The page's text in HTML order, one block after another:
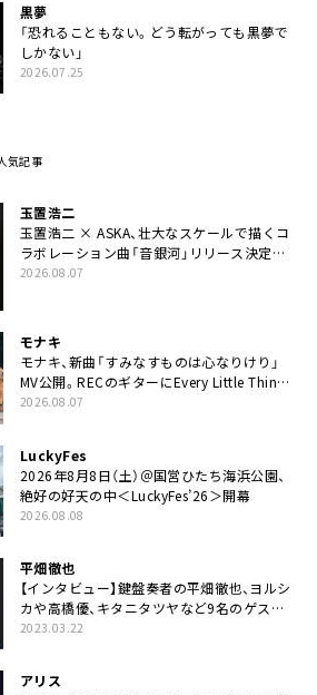
黒夢
「恐れることもない。どう転がっても黒夢で
しかない」
2026.07.25
気記事
玉置浩二
玉置浩二 × ASKA、壮大なスケールで描くコ
ラボレーション曲「音銀河」リリース決定。
カップリングには新曲「命の宿り」収録も
2026.08.07
モナキ
モナキ、新曲「すみなすものは心なりけり」
MV公開。RECのギターにEvery Little Thing・
伊藤一朗参加も
2026.08.07
LuckyFes
2026年8月8日（土）＠国営ひたち海浜公園、
絶好の好天の中＜LuckyFes’26＞開幕
2026.08.08
平畑徹也
【インタビュー】鍵盤奏者の平畑徹也、ヨルシ
カや高橋優、キタニタツヤなど9名のゲスト
を迎えた初アルバムに音楽人生の総括「自分
2023.03.22
アリス